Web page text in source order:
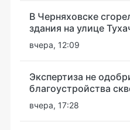
В Черняховске
здания на улице
вчера, 12:09
Экспертиза не
благоустройства
вчера, 17:28